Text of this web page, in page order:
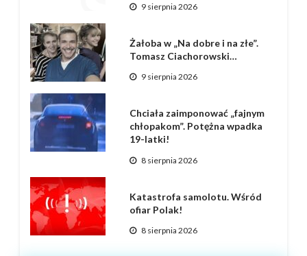
9 sierpnia 2026
Żałoba w „Na dobre i na złe”.
Tomasz Ciachorowski…
9 sierpnia 2026
Chciała zaimponować „fajnym
chłopakom”. Potężna wpadka
19-latki!
8 sierpnia 2026
Katastrofa samolotu. Wśród
ofiar Polak!
8 sierpnia 2026